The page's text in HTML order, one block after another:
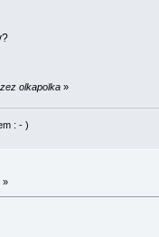
olkapolka»
: - )
»